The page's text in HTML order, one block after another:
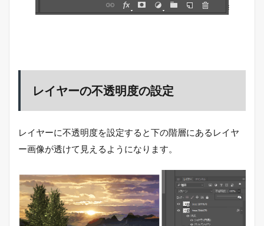
レイヤーの不透明度の設定
レイヤーに不透明度を設定すると下の階層にあるレイヤ
ー画像が透けて見えるようになります。